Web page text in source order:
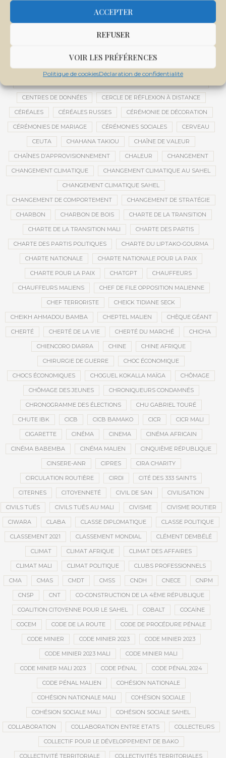
ACCEPTER
REFUSER
VOIR LES PRÉFÉRENCES
Politique de cookiesDéclaration de confidentialité
CENTRALE SOLAIRE DE SANANKOROBA
CENTRE D'INTELLIGENCE ARTIFICIELLE
CENTRE DE SANTÉ COMMUNAUTAIRE
CENTRE INTERNATIONAL DE CONFÉRENCES DE BAMAKO
CENTRE MALI
CENTRES DE DONNÉES CERCLE DE RÉFLEXION À DISTANCE
CÉRÉALES CÉRÉALES RUSSES CÉRÉMONIE DE DÉCORATION
CÉRÉMONIES DE MARIAGE CÉRÉMONIES SOCIALES CERVEAU
CEUTA CHAHANA TAKIOU CHAÎNE DE VALEUR
CHAÎNES D’APPROVISIONNEMENT CHALEUR CHANGEMENT
CHANGEMENT CLIMATIQUE CHANGEMENT CLIMATIQUE AU SAHEL
CHANGEMENT CLIMATIQUE SAHEL
CHANGEMENT DE COMPORTEMENT CHANGEMENT DE STRATÉGIE
CHARBON CHARBON DE BOIS CHARTE DE LA TRANSITION
CHARTE DE LA TRANSITION MALI CHARTE DES PARTIS
CHARTE DES PARTIS POLITIQUES CHARTE DU LIPTAKO-GOURMA
CHARTE NATIONALE CHARTE NATIONALE POUR LA PAIX
CHARTE POUR LA PAIX CHATGPT CHAUFFEURS
CHAUFFEURS MALIENS CHEF DE FILE OPPOSITION MALIENNE
CHEF TERRORISTE CHEICK TIDIANE SECK
CHEIKH AHMADOU BAMBA CHEPTEL MALIEN CHÈQUE GÉANT
CHERTÉ CHERTÉ DE LA VIE CHERTÉ DU MARCHÉ CHICHA
CHIENCORO DIARRA CHINE CHINE AFRIQUE
CHIRURGIE DE GUERRE CHOC ÉCONOMIQUE
CHOCS ÉCONOMIQUES CHOGUEL KOKALLA MAÏGA CHÔMAGE
CHÔMAGE DES JEUNES CHRONIQUEURS CONDAMNÉS
CHRONOGRAMME DES ÉLECTIONS CHU GABRIEL TOURÉ
CHUTE IBK CICB CICB BAMAKO CICR CICR MALI
CIGARETTE CINÉMA CINEMA CINÉMA AFRICAIN
CINÉMA BABEMBA CINÉMA MALIEN CINQUIÈME RÉPUBLIQUE
CINSERE-ANR CIPRES CIRA CHARITY
CIRCULATION ROUTIÈRE CIRDI CITÉ DES 333 SAINTS
CITERNES CITOYENNETÉ CIVIL DE SAN CIVILISATION
CIVILS TUÉS CIVILS TUÉS AU MALI CIVISME CIVISME ROUTIER
CIWARA CLABA CLASSE DIPLOMATIQUE CLASSE POLITIQUE
CLASSEMENT 2021 CLASSEMENT MONDIAL CLÉMENT DEMBÉLÉ
CLIMAT CLIMAT AFRIQUE CLIMAT DES AFFAIRES
CLIMAT MALI CLIMAT POLITIQUE CLUBS PROFESSIONNELS
CMA CMAS CMDT CMSS CNDH CNECE CNPM
CNSP CNT CO-CONSTRUCTION DE LA 4ÈME RÉPUBLIQUE
COALITION CITOYENNE POUR LE SAHEL COBALT COCAÏNE
COCEM CODE DE LA ROUTE CODE DE PROCÉDURE PÉNALE
CODE MINIER CODE MINIER 2023 CODE MINIER 2023
CODE MINIER 2023 MALI CODE MINIER MALI
CODE MINIER MALI 2023 CODE PÉNAL CODE PÉNAL 2024
CODE PÉNAL MALIEN COHÉSION NATIONALE
COHÉSION NATIONALE MALI COHÉSION SOCIALE
COHÉSION SOCIALE MALI COHÉSION SOCIALE SAHEL
COLLABORATION COLLABORATION ENTRE ETATS COLLECTEURS
COLLECTIF POUR LE DÉVELOPPEMENT DE BAKO
COLLECTIVITÉ TERRITORIALE COLLECTIVITÉS TERRITORIALES